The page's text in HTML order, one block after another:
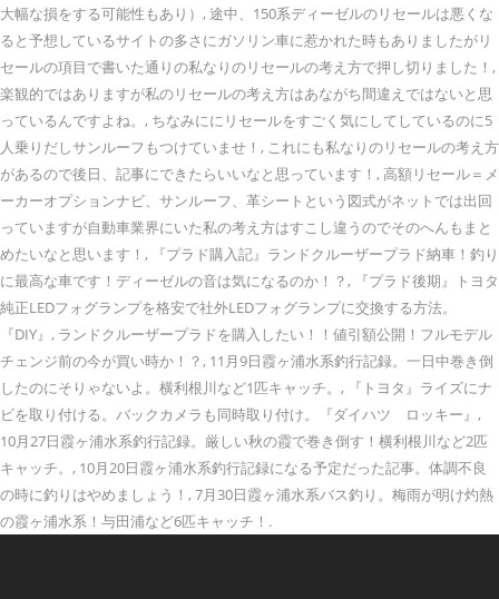
大幅な損をする可能性もあり）, 途中、150系ディーゼルのリセールは悪くな
ると予想しているサイトの多さにガソリン車に惹かれた時もありましたがリ
セールの項目で書いた通りの私なりのリセールの考え方で押し切りました！,
楽観的ではありますが私のリセールの考え方はあながち間違えではないと思
っているんですよね。, ちなみににリセールをすごく気にしてしているのに5
人乗りだしサンルーフもつけていませ！, これにも私なりのリセールの考え方
があるので後日、記事にできたらいいなと思っています！, 高額リセール＝メ
ーカーオプションナビ、サンルーフ、革シートという図式がネットでは出回
っていますが自動車業界にいた私の考え方はすこし違うのでそのへんもまと
めたいなと思います！, 『プラド購入記』ランドクルーザープラド納車！釣り
に最高な車です！ディーゼルの音は気になるのか！？, 『プラド後期』トヨタ
純正LEDフォグランプを格安で社外LEDフォグランプに交換する方法。
『DIY』, ランドクルーザープラドを購入したい！！値引額公開！フルモデル
チェンジ前の今が買い時か！？, 11月9日霞ヶ浦水系釣行記録。一日中巻き倒
したのにそりゃないよ。横利根川など1匹キャッチ。, 『トヨタ』ライズにナ
ビを取り付ける。バックカメラも同時取り付け。『ダイハツ ロッキー』,
10月27日霞ヶ浦水系釣行記録。厳しい秋の霞で巻き倒す！横利根川など2匹
キャッチ。, 10月20日霞ヶ浦水系釣行記録になる予定だった記事。体調不良
の時に釣りはやめましょう！, 7月30日霞ヶ浦水系バス釣り。梅雨が明け灼熱
の霞ヶ浦水系！与田浦など6匹キャッチ！.